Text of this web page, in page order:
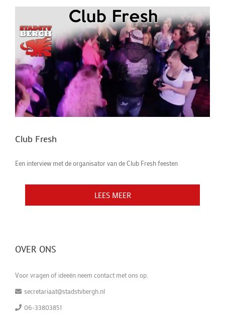
LEES MEER
LEES MEER
LEES MEER
LEES MEER
Club Fresh
Een interview met de organisator van de Club Fresh feesten
OVER ONS
Voor vragen of ideeën neem contact met ons op.
secretariaat@stadstvbergh.nl
06-33803851